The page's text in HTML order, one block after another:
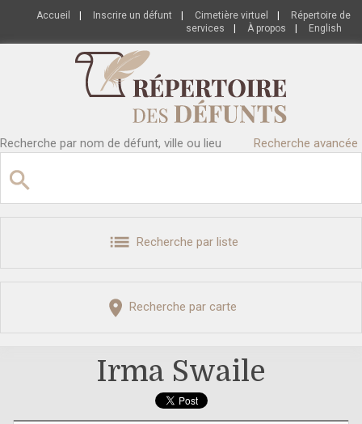
Accueil Inscrire un défunt Cimetière virtuel
Répertoire de
services
À propos English
Recherche par nom de défunt, ville ou lieu Recherche avancée
Recherche par liste
Recherche par carte
Irma Swaile